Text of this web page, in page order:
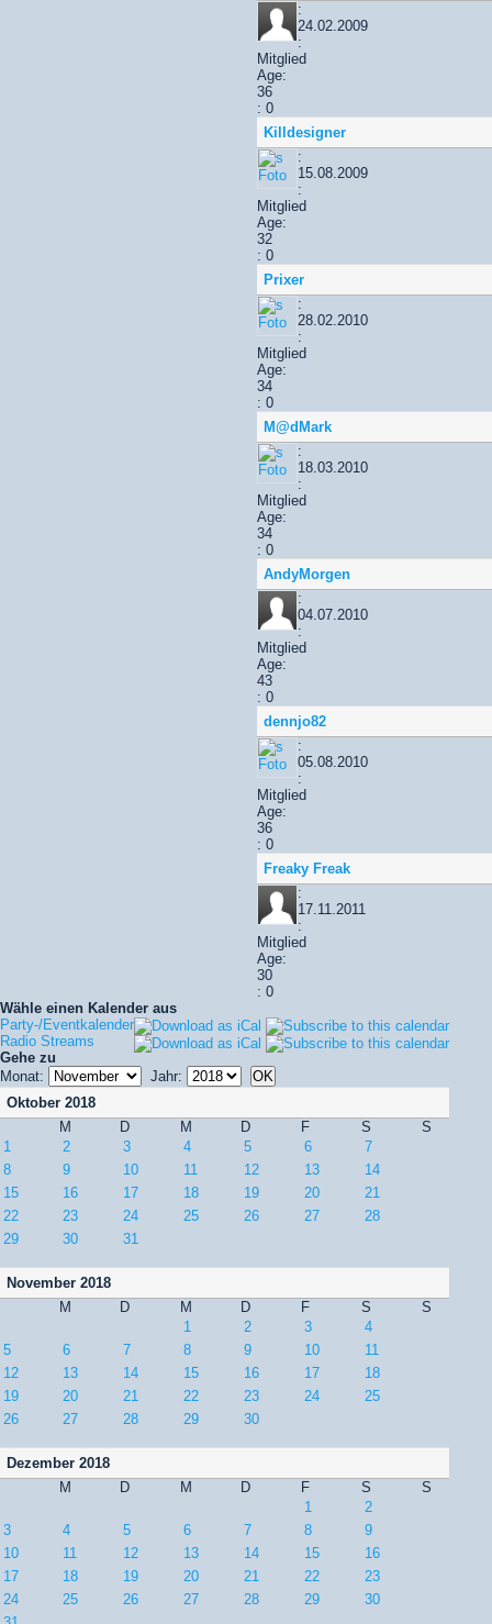
:
24.02.2009
:
Mitglied
Age:
36
: 0
Killdesigner
:
15.08.2009
:
Mitglied
Age:
32
: 0
Prixer
:
28.02.2010
:
Mitglied
Age:
34
: 0
M@dMark
:
18.03.2010
:
Mitglied
Age:
34
: 0
AndyMorgen
:
04.07.2010
:
Mitglied
Age:
43
: 0
dennjo82
:
05.08.2010
:
Mitglied
Age:
36
: 0
Freaky Freak
:
17.11.2011
:
Mitglied
Age:
30
: 0
Wähle einen Kalender aus
Party-/Eventkalender
Radio Streams
Gehe zu
Monat:
Jahr:
Oktober 2018
M
D M D F S
S
1
2 3 4 5 6
7
8
9 10 11 12 13
14
15
16 17 18 19 20
21
22
23 24 25 26 27
28
29
30 31
November 2018
M
D M D F S
S
1
2 3
4
5
6 7 8 9 10
11
12
13 14 15 16 17
18
19
20 21 22 23 24
25
26
27 28 29 30
Dezember 2018
M
D M D F S
S
1
2
3
4 5 6 7 8
9
10
11 12 13 14 15
16
17
18 19 20 21 22
23
24
25 26 27 28 29
30